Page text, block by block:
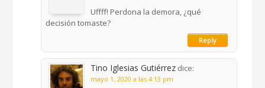
Uffff! Perdona la demora, ¿qué
decisión tomaste?
Reply
Tino Iglesias Gutiérrez dice:
mayo 1, 2020 a las 4:13 pm